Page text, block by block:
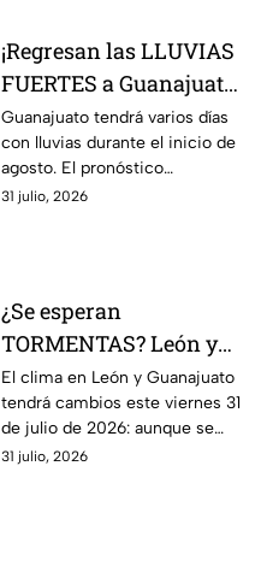
¡Regresan las LLUVIAS
FUERTES a Guanajuato!
Pronostican varios
días con chubascos y
tormentas del 1 al 4 de
AGOSTO: esto se espera
Guanajuato tendrá varios días
con lluvias durante el inicio de
agosto. El pronóstico
contempla chubascos fuertes,
31 julio, 2026
¿Se esperan
TORMENTAS? León y
Guanajuato con
posibilidad de
LLUVIAS FUERTES hoy
viernes: Hora EXACTA
El clima en León y Guanajuato
tendrá cambios este viernes 31
de julio de 2026: aunque se
espera una jornada
31 julio, 2026